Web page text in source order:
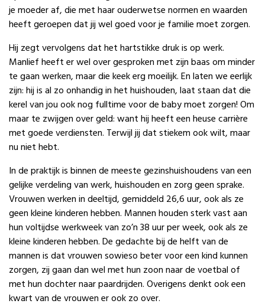
je moeder af, die met haar ouderwetse normen en waarden
heeft geroepen dat jij wel goed voor je familie moet zorgen.
Hij zegt vervolgens dat het hartstikke druk is op werk.
Manlief heeft er wel over gesproken met zijn baas om minder
te gaan werken, maar die keek erg moeilijk. En laten we eerlijk
zijn: hij is al zo onhandig in het huishouden, laat staan dat die
kerel van jou ook nog fulltime voor de baby moet zorgen! Om
maar te zwijgen over geld: want hij heeft een heuse carrière
met goede verdiensten. Terwijl jij dat stiekem ook wilt, maar
nu niet hebt.
In de praktijk is binnen de meeste gezinshuishoudens van een
gelijke verdeling van werk, huishouden en zorg geen sprake.
Vrouwen werken in deeltijd, gemiddeld 26,6 uur, ook als ze
geen kleine kinderen hebben. Mannen houden sterk vast aan
hun voltijdse werkweek van zo’n 38 uur per week, ook als ze
kleine kinderen hebben. De gedachte bij de helft van de
mannen is dat vrouwen sowieso beter voor een kind kunnen
zorgen, zij gaan dan wel met hun zoon naar de voetbal of
met hun dochter naar paardrijden. Overigens denkt ook een
kwart van de vrouwen er ook zo over.